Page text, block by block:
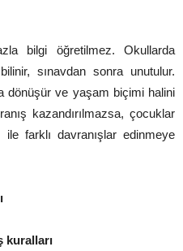
bilgi öğretilmez. Okullarda
sınavdan sonra unutulur.
dönüşür ve yaşam biçimi halini
kazandırılmazsa, çocuklar
farklı davranışlar edinmeye
kuralları